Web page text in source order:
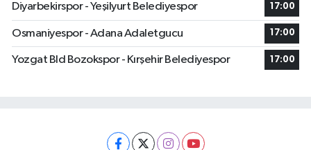
Diyarbekirspor - Yeşilyurt Belediyespor 17:00
Osmaniyespor - Adana Adaletgucu 17:00
Yozgat Bld Bozokspor - Kırşehir Belediyespor 17:00